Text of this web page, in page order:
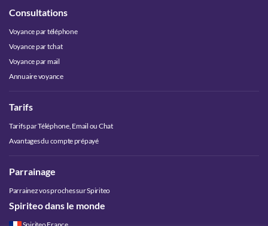
Consultations
Voyance par téléphone
Voyance par tchat
Voyance par mail
Annuaire voyance
Tarifs
Tarifs par Téléphone, Email ou Chat
Avantages du compte prépayé
Parrainage
Parrainez vos proches sur Spiriteo
Spiriteo dans le monde